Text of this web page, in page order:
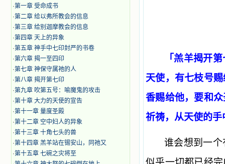
·第一章 受命成书
·第二章 给以弗所教会的信息
·第三章 给别迦摩教会的信息
·第四章 天上的异象
·第五章 神手中七印封严的书卷
·第六章 揭一至四印
·第七章 神保守属祂的人
·第八章 揭开第七印
·第九章 吹第五号：喻魔鬼的攻击
·第十章 大力的天使的宣告
·第十一章 量度圣殿
·第十二章 空中妇人的异象
·第十三章 十角七头的兽
·第十四章 羔羊站在锡安山，同祂又
·第十五章 七碗之灾将至
「羔羊揭开
天使，有七枝号
香赐给他，要和
祈祷，从天使的
谁会想到一